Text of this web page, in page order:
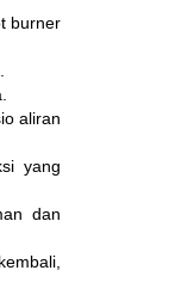
burner
aliran
yang
dan